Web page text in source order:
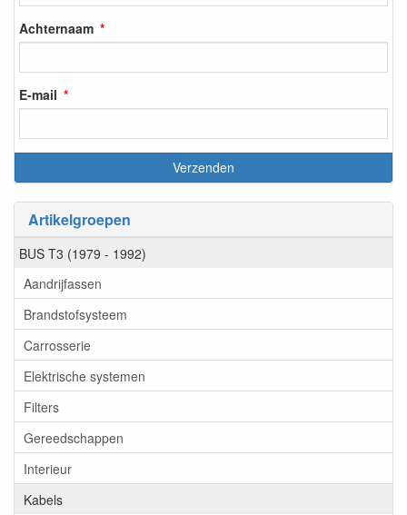
Achternaam
E-mail
Artikelgroepen
BUS T3 (1979 - 1992)
Aandrijfassen
Brandstofsysteem
Carrosserie
Elektrische systemen
Filters
Gereedschappen
Interieur
Kabels